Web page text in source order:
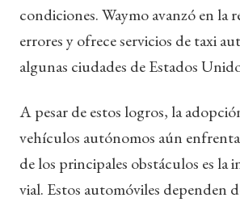
condiciones. Waymo avanzó en la
errores y ofrece servicios de taxi
algunas ciudades de Estados
A pesar de estos logros, la
vehículos autónomos aún
de los principales obstáculos es la
vial. Estos automóviles dependen